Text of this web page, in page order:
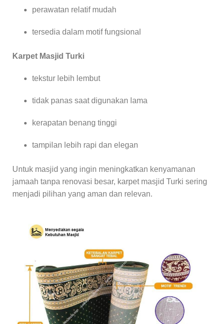
perawatan relatif mudah
tersedia dalam motif fungsional
Karpet Masjid Turki
tekstur lebih lembut
tidak panas saat digunakan lama
kerapatan benang tinggi
tampilan lebih rapi dan elegan
Untuk masjid yang ingin meningkatkan kenyamanan
jamaah tanpa renovasi besar, karpet masjid Turki sering
menjadi pilihan yang aman dan relevan.